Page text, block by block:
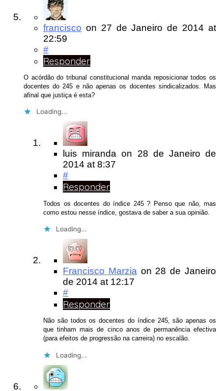
francisco on 27 de Janeiro de 2014at
22:59
#
Responder
O acórdão do tribunal constitucional manda reposicionar todos os
docentes do 245 e não apenas os docentes sindicalizados. Mas
afinal que justiça é esta?
Loading...
luis miranda on 28 de Janeiro de
2014 at 8:37
#
Responder
Todos os docentes do índice 245 ? Penso que não, mas
como estou nesse índice, gostava de saber a sua opinião.
Loading...
Francisco Marzia on 28 de Janeiro
de 2014 at 12:17
#
Responder
Não são todos os docentes do índice 245, são apenas os
que tinham mais de cinco anos de permanência efectiva
(para efeitos de progressão na carreira) no escalão.
Loading...